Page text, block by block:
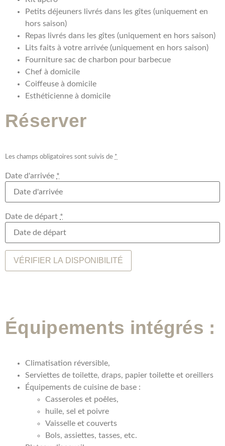
Petits déjeuners livrés dans les gîtes (uniquement en
hors saison)
Repas livrés dans les gîtes (uniquement en hors saison)
Lits faits à votre arrivée (uniquement en hors saison)
Fourniture sac de charbon pour barbecue
Chef à domicile
Coiffeuse à domicile
Esthéticienne à domicile
Réserver
Les champs obligatoires sont suivis de *
Date d'arrivée *
Date de départ *
Équipements intégrés :
Climatisation réversible,
Serviettes de toilette, draps, papier toilette et oreillers
Équipements de cuisine de base :
Casseroles et poêles,
huile, sel et poivre
Vaisselle et couverts
Bols, assiettes, tasses, etc.